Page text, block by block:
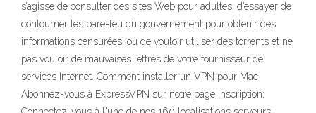
s’agisse de consulter des sites Web pour adultes, d’essayer de
contourner les pare-feu du gouvernement pour obtenir des
informations censurées; ou de vouloir utiliser des torrents et ne
pas vouloir de mauvaises lettres de votre fournisseur de
services Internet. Comment installer un VPN pour Mac
Abonnez-vous à ExpressVPN sur notre page Inscription;